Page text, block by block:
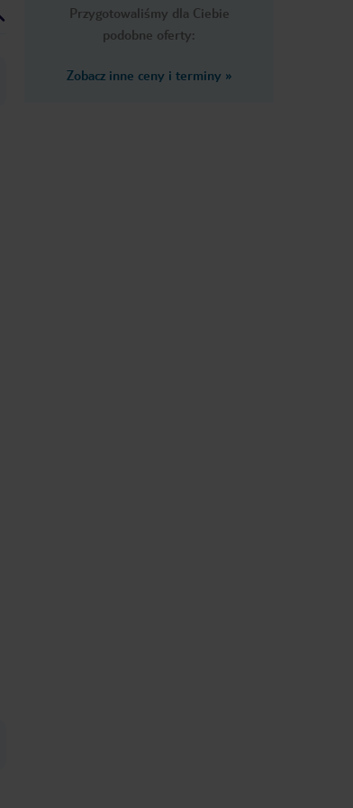
Przygotowaliśmy dla Ciebie
podobne oferty:
Zobacz inne ceny i terminy »